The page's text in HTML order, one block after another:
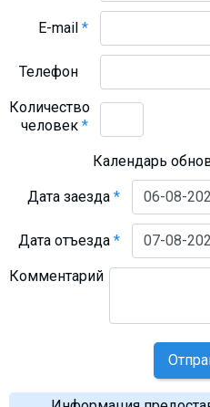
E-mail*
Телефон
Количество
человек*
Календарь
Дата заезда*
Дата отъезда*
Комментарий